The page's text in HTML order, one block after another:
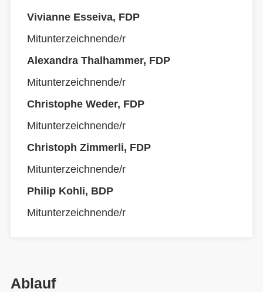
Vivianne Esseiva, FDP
Mitunterzeichnende/r
Alexandra Thalhammer, FDP
Mitunterzeichnende/r
Christophe Weder, FDP
Mitunterzeichnende/r
Christoph Zimmerli, FDP
Mitunterzeichnende/r
Philip Kohli, BDP
Mitunterzeichnende/r
Ablauf